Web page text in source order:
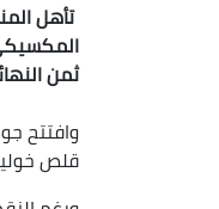
ثمن
قلص خوليان